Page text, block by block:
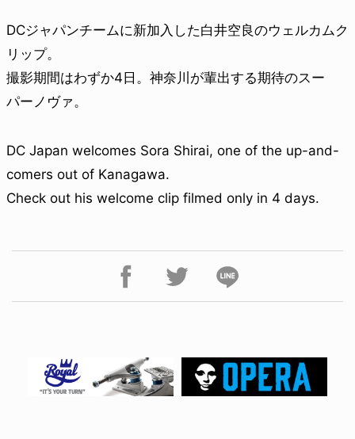
DCジャパンチームに新加入した白井空良のウェルカムク
リップ。
撮影期間はわずか4日。神奈川が輩出する期待のスー
パーノヴァ。
DC Japan welcomes Sora Shirai, one of the up-and-
comers out of Kanagawa.
Check out his welcome clip filmed only in 4 days.